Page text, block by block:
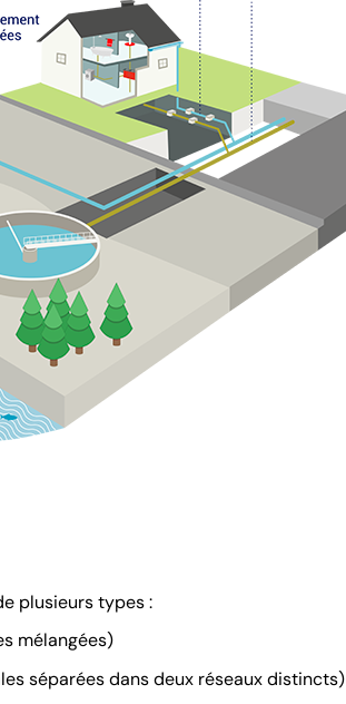
plusieurs types :
mélangées)
séparées dans deux réseaux distincts)